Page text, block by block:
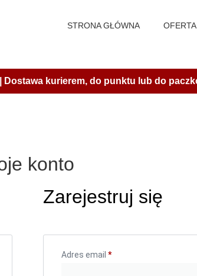
STRONA GŁÓWNA OFERTA
Dostawa kurierem, do punktu lub do
konto
Zarejestruj się
Adres email*